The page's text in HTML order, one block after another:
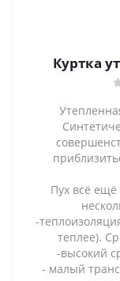
Куртка
Пух всё ещё
-
теплее).
-высокий
- малый